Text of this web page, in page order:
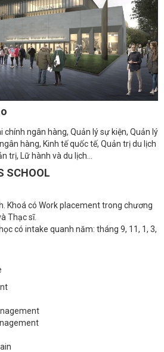
chính ngân hàng, Quản lý sự kiện, Quản lý
hàng, Kinh tế quốc tế, Quản trị du lịch
trị, Lữ hành và du lịch…
SCHOOL
Khoá có Work placement trong chương
Thạc sĩ.
có intake quanh năm: tháng 9, 11, 1, 3,